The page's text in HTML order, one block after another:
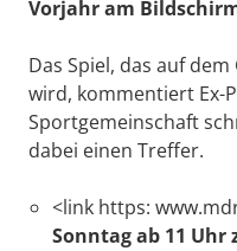
Vorjahr am
Das Spiel, das auf
wird, kommentiert Ex-
Sportgemeinschaft
dabei einen Treffer.
<link https:
Sonntag ab 11 Uhr